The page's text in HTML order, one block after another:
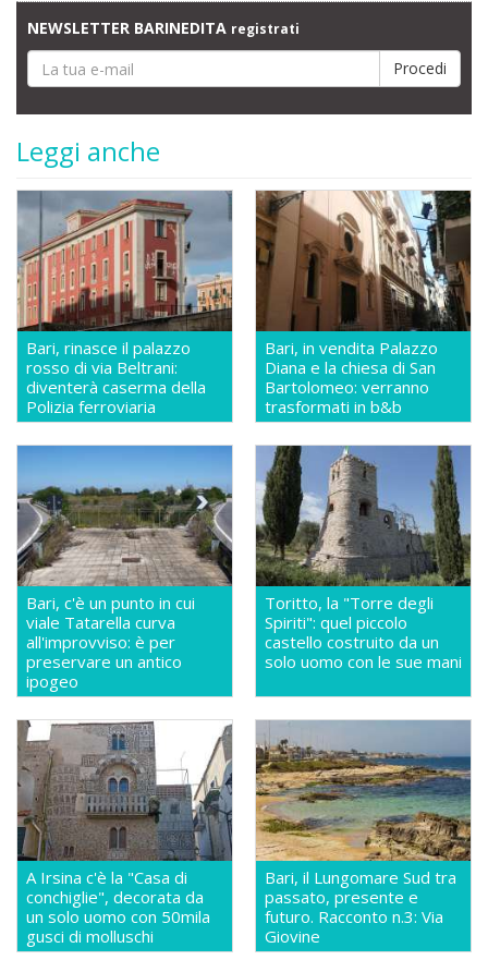
NEWSLETTER BARINEDITA registrati
Leggi anche
Bari, rinasce il palazzo
rosso di via Beltrani:
diventerà caserma della
Polizia ferroviaria
Bari, in vendita Palazzo
Diana e la chiesa di San
Bartolomeo: verranno
trasformati in b&b
Bari, c'è un punto in cui
viale Tatarella curva
all'improvviso: è per
preservare un antico
ipogeo
Toritto, la "Torre degli
Spiriti": quel piccolo
castello costruito da un
solo uomo con le sue mani
A Irsina c'è la "Casa di
conchiglie", decorata da
un solo uomo con 50mila
gusci di molluschi
Bari, il Lungomare Sud tra
passato, presente e
futuro. Racconto n.3: Via
Giovine